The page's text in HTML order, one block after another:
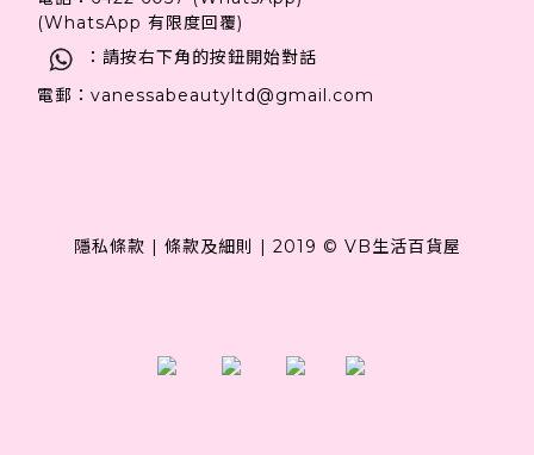
(WhatsApp 有限度回覆)
：請按右下角的按鈕開始對話
電郵：vanessabeautyltd@gmail.com
隱私條款 | 條款及細則 | 2019 © VB生活百貨屋